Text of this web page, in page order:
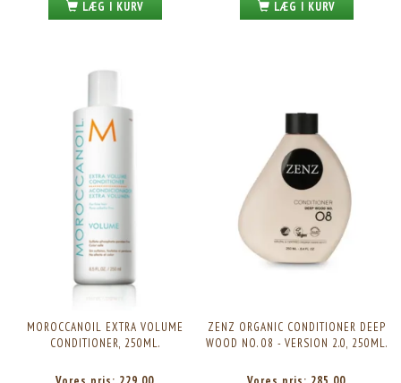
LÆG I KURV
LÆG I KURV
MOROCCANOIL EXTRA VOLUME
CONDITIONER, 250ML.
ZENZ ORGANIC CONDITIONER DEEP
WOOD NO. 08 - VERSION 2.0, 250ML.